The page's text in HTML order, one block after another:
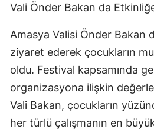
Vali Önder Bakan da Etkinliğe
Amasya Valisi Önder Bakan
ziyaret ederek çocukların
oldu. Festival kapsamında
organizasyona ilişkin
Vali Bakan, çocukların
her türlü çalışmanın en